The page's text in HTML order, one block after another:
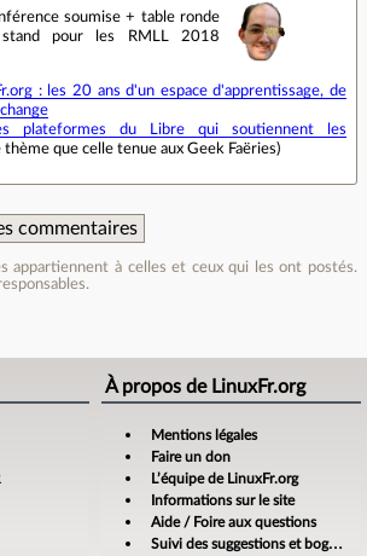
soumise + table ronde
pour les RMLL 2018
: les 20 ans d'un espace d'apprentissage, de
plateformes du Libre qui soutiennent les
thème que celle tenue aux Geek Faëries)
commentaires
appartiennent à celles et ceux qui les ont postés.
À propos de LinuxFr.org
Mentions légales
Faire un don
L’équipe de LinuxFr.org
Informations sur le site
Aide / Foire aux questions
Suivi des suggestions et bogues